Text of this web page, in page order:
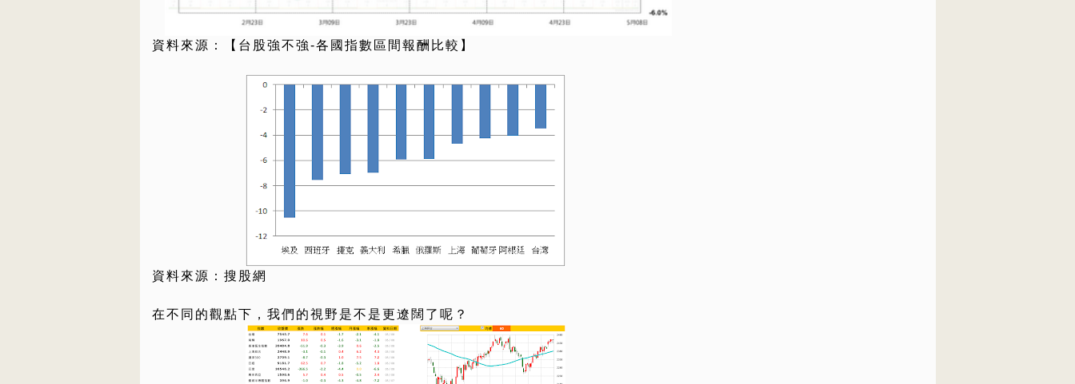
資料來源：【台股強不強-各國指數區間報酬比較】
資料來源：搜股網
在不同的觀點下，我們的視野是不是更遼闊了呢？